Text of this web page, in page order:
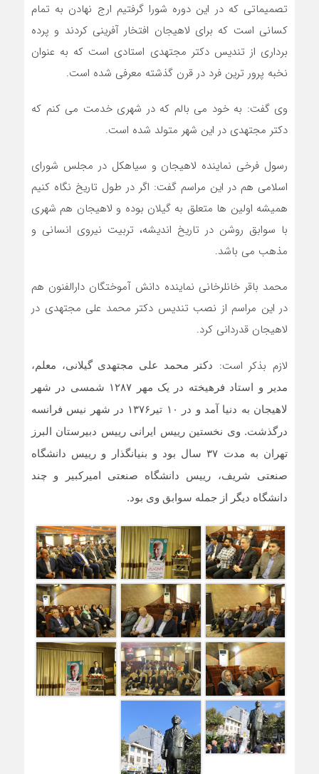
تصمیماتی که در این دوره شورا گرفتیم ارج نهادن به تمام
کسانی است که برای لاهیجان افتخار آفرینی کردند و پرده
برداری از تندیس دکتر مجتهدی استادی است که به عنوان
نخبه پرور ترین فرد در قرن گذشته معرفی شده است.
وی گفت: به خود می بالم که در شهری خدمت می کنم که
دکتر مجتهدی در این شهر متولد شده است.
رسول فرخی نماینده لاهیجان و سیاهکل در مجلس شورای
اسلامی هم در این مراسم گفت: اگر در طول تاریخ نگاه کنیم
همیشه اولین ها متعلق به گیلان بوده و لاهیجان هم شهری
با سوابق روشن در تاریخ اندیشه، تربیت نیروی انسانی و
مذهب می باشد.
محمد باقر خانلرخانی نماینده دانش آموختگان دارالفنون هم
در این مراسم از نصب تندیس دکتر محمد علی مجتهدی در
لاهیجان قدردانی کرد.
لازم بذکر است:
دکتر محمد علی مجتهدی گیلانی، معلم،
مدیر و استاد فرهیخته در یک مهر ۱۲۸۷ شمسی در شهر
لاهیجان به دنیا آمد و در ۱۰ تیر۱۳۷۶ در شهر نیس فرانسه
درگذشت. وی نخستین رییس ایرانی رییس دبیرستان البرز
تهران به مدت ۳۷ سال بود و بنیانگذار و رییس دانشگاه
صنعتی شریف، رییس دانشگاه صنعتی امیرکبیر و چند
دانشگاه دیگر از جمله سوابق وی بود.